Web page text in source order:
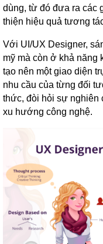
dùng, từ đó đưa ra các
thiện hiệu quả tương
Với UI/UX Designer,
mỹ mà còn ở khả năng
tạo nên một giao diện
nhu cầu của từng đối
thức, đòi hỏi sự nghiên
xu hướng công nghệ.